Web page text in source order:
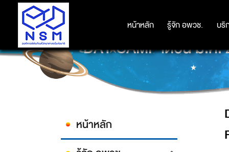
หน้าหลัก รู้จัก อพวช. บริ
หน้าหลัก รู้จัก อพวช. บริ
DAY CAMP เดือน มี.ค.
หน้าหลัก